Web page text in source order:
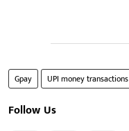
Gpay UPI money transactions
Follow Us